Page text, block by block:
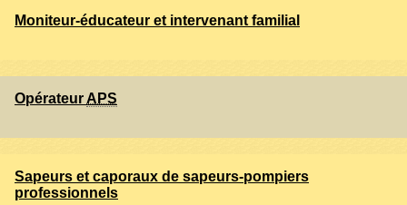
Moniteur-éducateur et intervenant familial
Opérateur APS
Sapeurs et caporaux de sapeurs-pompiers
professionnels